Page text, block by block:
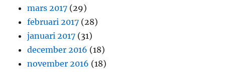
mars 2017 (29)
februari 2017 (28)
januari 2017 (31)
december 2016 (18)
november 2016 (18)